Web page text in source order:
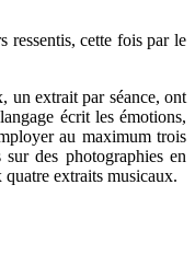
ressentis, cette fois par le
un extrait par séance, ont
écrit les émotions,
au maximum trois
des photographies en
quatre extraits musicaux.